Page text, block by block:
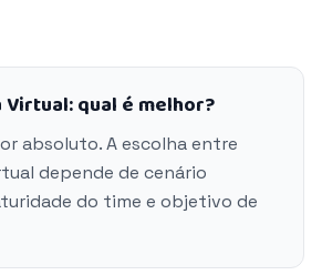
Virtual: qual é melhor?
absoluto. A escolha entre
depende de cenário
do time e objetivo de